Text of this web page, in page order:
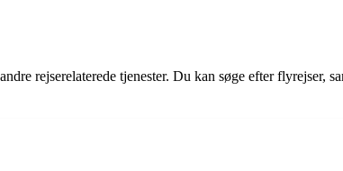
rejserelaterede tjenester. Du kan søge efter flyrejser,